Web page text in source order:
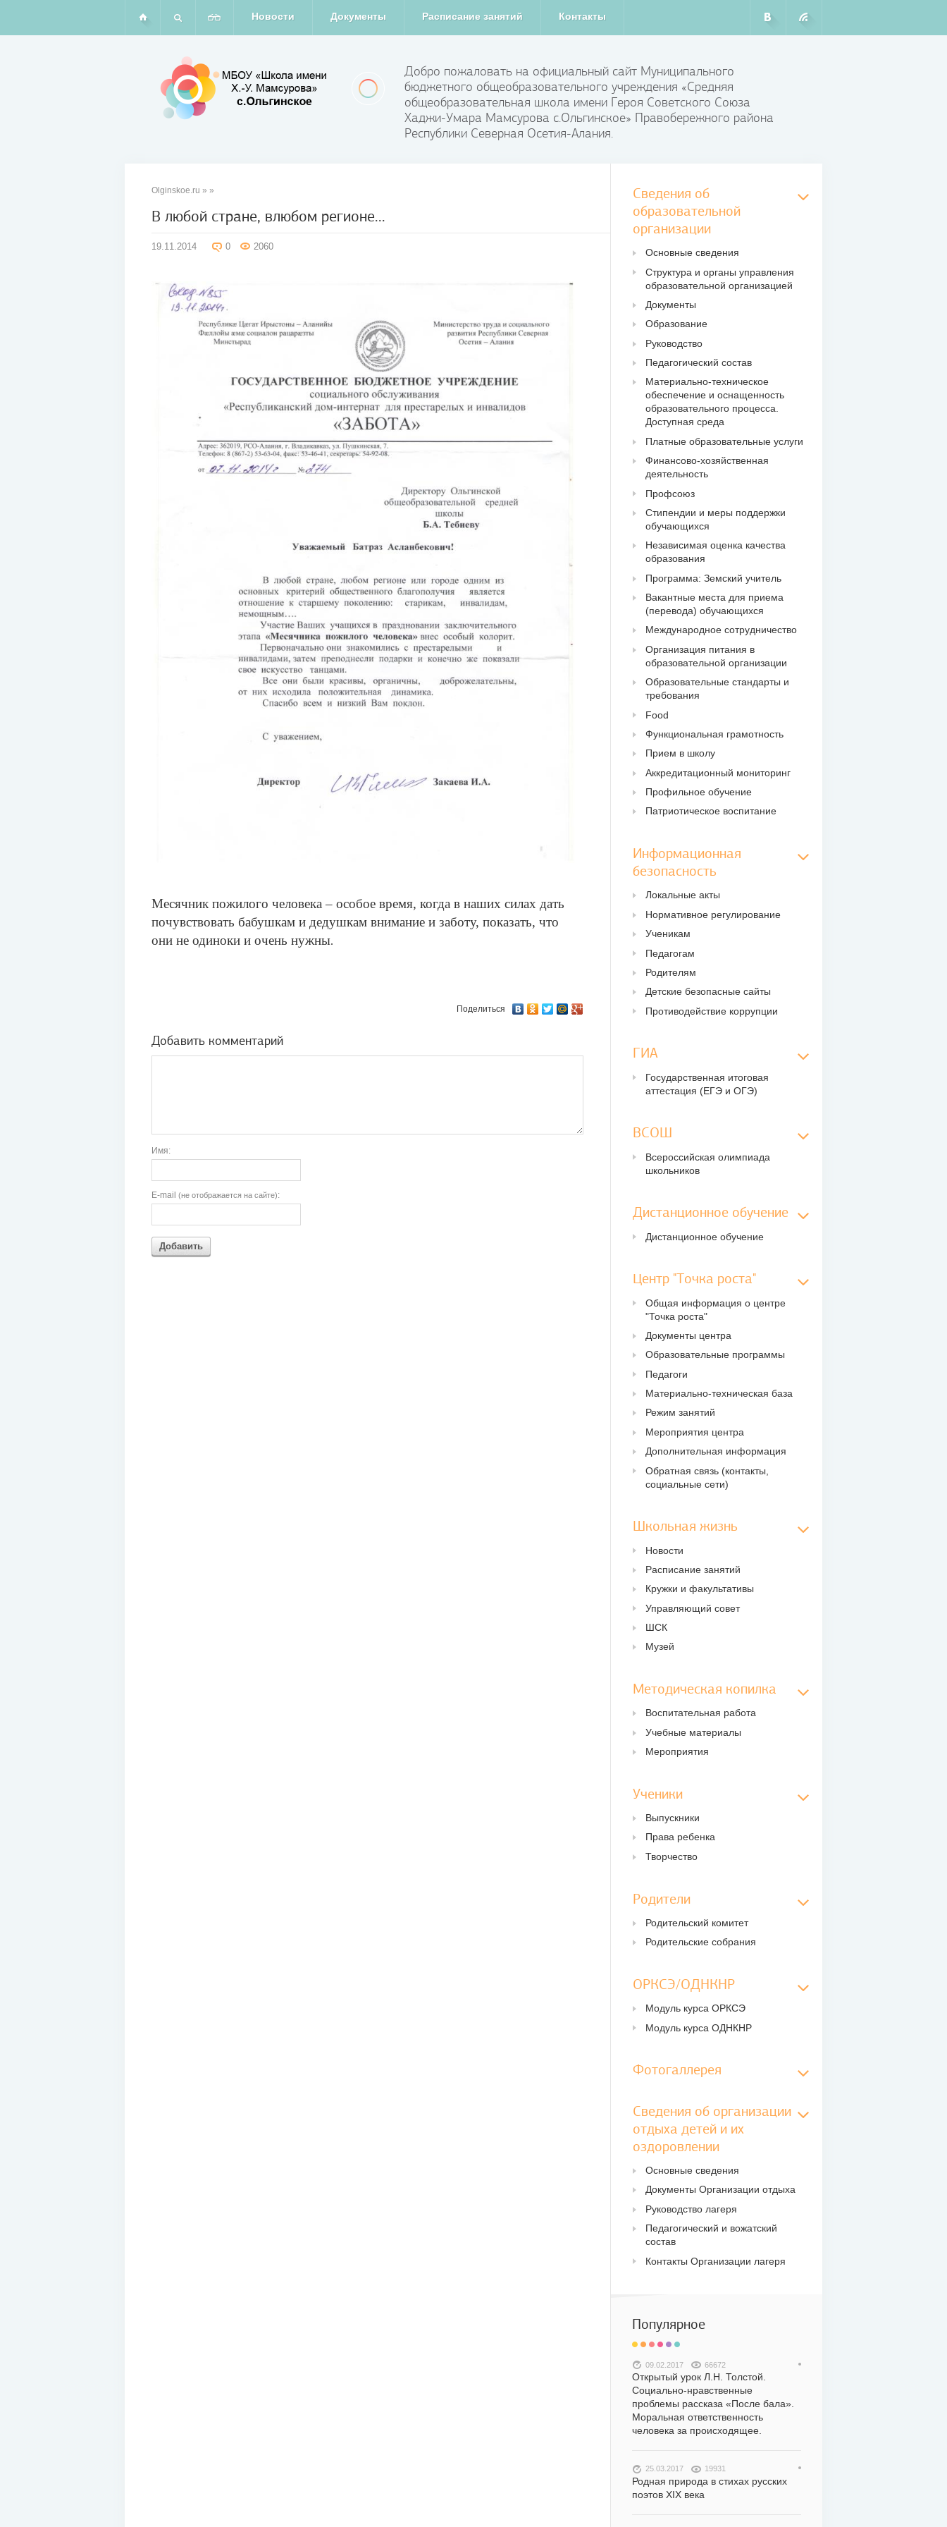
Новости Документы Расписание занятий Контакты
Добро пожаловать на официальный сайт Муниципального
бюджетного общеобразовательного учреждения «Средняя
общеобразовательная школа имени Героя Советского Союза
Хаджи-Умара Мамсурова с.Ольгинское» Правобережного района
Республики Северная Осетия-Алания.
Olginskoe.ru » »
В любой стране, влюбом регионе...
19.11.2014 0 2060
Месячник пожилого человека – особое время, когда в наших силах дать
почувствовать бабушкам и дедушкам внимание и заботу, показать, что
они не одиноки и очень нужны.
Поделиться
Добавить комментарий
Имя:
E-mail (не отображается на сайте):
Добавить
Сведения об
образовательной
организации
Основные сведения
Структура и органы управления
образовательной организацией
Документы
Образование
Руководство
Педагогический состав
Материально-техническое
обеспечение и оснащенность
образовательного процесса.
Доступная среда
Платные образовательные услуги
Финансово-хозяйственная
деятельность
Профсоюз
Стипендии и меры поддержки
обучающихся
Независимая оценка качества
образования
Программа: Земский учитель
Вакантные места для приема
(перевода) обучающихся
Международное сотрудничество
Организация питания в
образовательной организации
Образовательные стандарты и
требования
Food
Функциональная грамотность
Прием в школу
Аккредитационный мониторинг
Профильное обучение
Патриотическое воспитание
Информационная
безопасность
Локальные акты
Нормативное регулирование
Ученикам
Педагогам
Родителям
Детские безопасные сайты
Противодействие коррупции
ГИА
Государственная итоговая
аттестация (ЕГЭ и ОГЭ)
ВСОШ
Всероссийская олимпиада
школьников
Дистанционное обучение
Дистанционное обучение
Центр "Точка роста"
Общая информация о центре
"Точка роста"
Документы центра
Образовательные программы
Педагоги
Материально-техническая база
Режим занятий
Мероприятия центра
Дополнительная информация
Обратная связь (контакты,
социальные сети)
Школьная жизнь
Новости
Расписание занятий
Кружки и факультативы
Управляющий совет
ШСК
Музей
Методическая копилка
Воспитательная работа
Учебные материалы
Мероприятия
Ученики
Выпускники
Права ребенка
Творчество
Родители
Родительский комитет
Родительские собрания
ОРКСЭ/ОДНКНР
Модуль курса ОРКСЭ
Модуль курса ОДНКНР
Фотогаллерея
Сведения об организации
отдыха детей и их
оздоровлении
Основные сведения
Документы Организации отдыха
Руководство лагеря
Педагогический и вожатский
состав
Контакты Организации лагеря
Популярное
09.02.2017 66672
Открытый урок Л.Н. Толстой.
Социально-нравственные
проблемы рассказа «После бала».
Моральная ответственность
человека за происходящее.
25.03.2017 19931
Родная природа в стихах русских
поэтов XIX века